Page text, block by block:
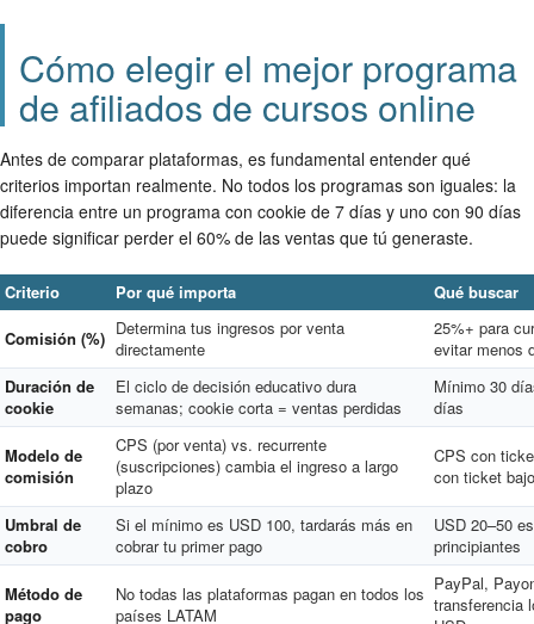
Cómo elegir el mejor programa
de afiliados de cursos online
Antes de comparar plataformas, es fundamental entender qué
criterios importan realmente. No todos los programas son iguales: la
diferencia entre un programa con cookie de 7 días y uno con 90 días
puede significar perder el 60% de las ventas que tú generaste.
Criterio Por qué importa Qué buscar
Comisión (%) Determina tus ingresos por venta
directamente
25%+ para
evitar menos
Duración de
cookie
El ciclo de decisión educativo dura
semanas; cookie corta = ventas perdidas
Mínimo 30
días
Modelo de
comisión
CPS (por venta) vs. recurrente
(suscripciones) cambia el ingreso a largo
plazo
CPS con
con ticket bajo
Umbral de
cobro
Si el mínimo es USD 100, tardarás más en
cobrar tu primer pago
USD 20–50
principiantes
Método de
pago
No todas las plataformas pagan en todos los
países LATAM
PayPal,
transferencia